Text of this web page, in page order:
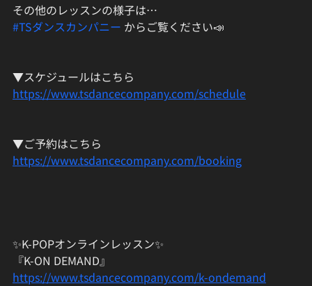
その他のレッスンの様子は…
#TSダンスカンパニー からご覧ください📣
▼スケジュールはこちら
https://www.tsdancecompany.com/schedule
▼ご予約はこちら
https://www.tsdancecompany.com/booking
✨K-POPオンラインレッスン✨
『K-ON DEMAND』
https://www.tsdancecompany.com/k-ondemand